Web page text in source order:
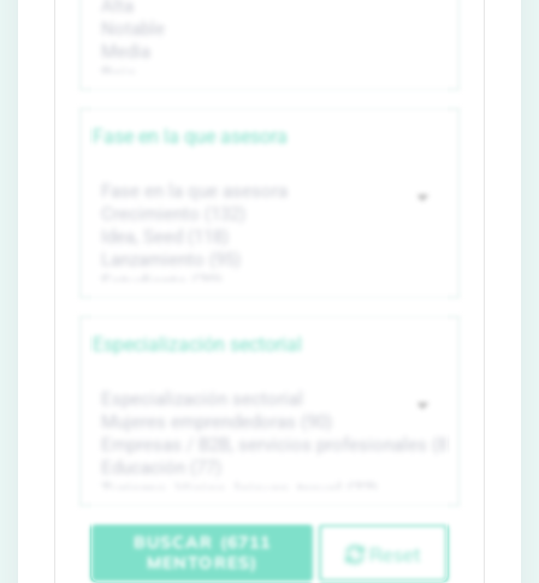
Fase en la que asesora
Especialización sectorial
BUSCAR (6711
MENTORES)
Reset